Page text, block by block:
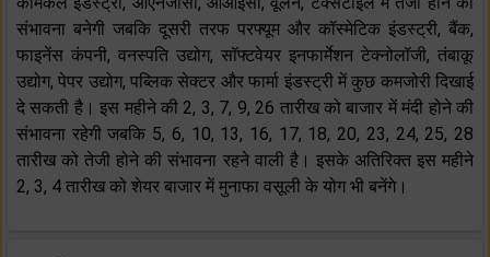
संभावना बनेगी जबकि दूसरी तरफ परफ्यूम और कॉस्मेटिक इंडस्ट्री, बैंक,
फाइनेंस कंपनी, वनस्पति उद्योग, सॉफ्टवेयर इनफार्मेशन टेक्नोलॉजी, तंबाकू
उद्योग, पेपर उद्योग, पब्लिक सेक्टर और फार्मा इंडस्ट्री में कुछ कमजोरी दिखाई
दे सकती है। इस महीने की 2, 3, 7, 9, 26 तारीख को बाजार में मंदी होने की
संभावना रहेगी जबकि 5, 6, 10, 13, 16, 17, 18, 20, 23, 24, 25, 28
तारीख को तेजी होने की संभावना रहने वाली है। इसके अतिरिक्त इस महीने
2, 3, 4 तारीख को शेयर बाजार में मुनाफा वसूली के योग भी बनेंगे।